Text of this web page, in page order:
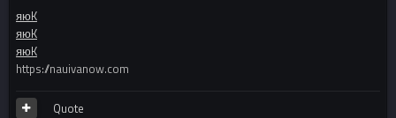
яюK
яюK
яюK
https://nauivanow.com
Quote